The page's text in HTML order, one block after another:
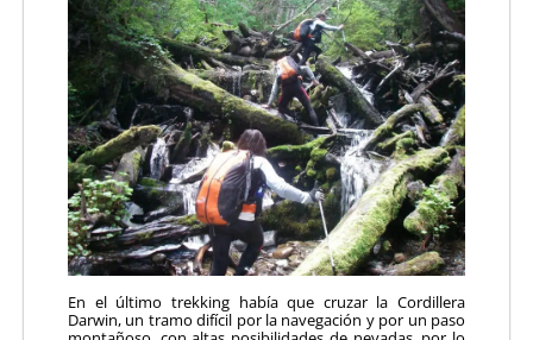
En el último trekking había que cruzar la Cordillera
Darwin, un tramo difícil por la navegación y por un paso